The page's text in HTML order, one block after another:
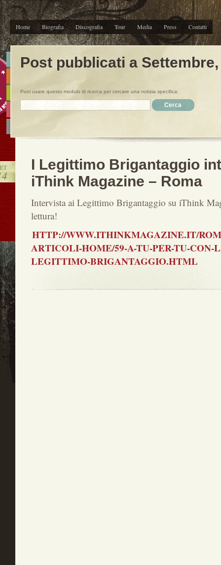
Home Biografia Discografia Tour Media Press Contatti
Post pubblicati a Settembre,
Puoi usare questo modulo di ricerca per cercare una notizia specifica:
I Legittimo Brigantaggio
iThink Magazine – Roma
Intervista ai Legittimo Brigantaggio su iThink
lettura!
HTTP://WWW.ITHINKMAGAZINE.IT/
ARTICOLI-HOME/59-A-TU-PER-TU-CON-
LEGITTIMO-BRIGANTAGGIO.HTML